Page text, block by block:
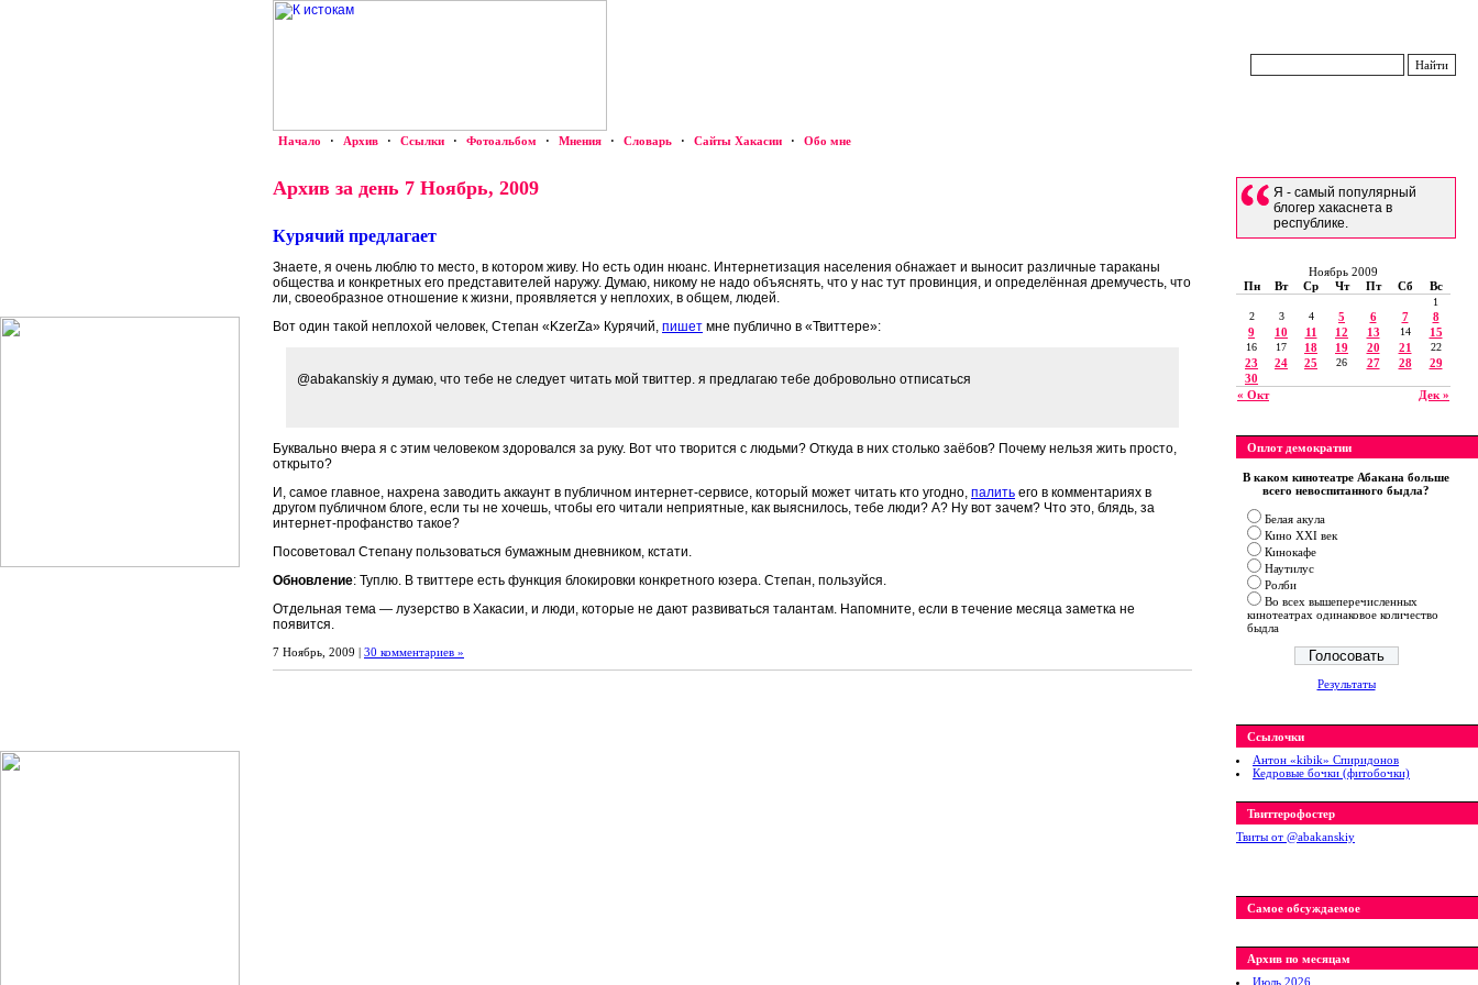
Начало · Архив · Ссылки · Фотоальбом · Мнения · Словарь · Сайты Хакасии · Обо мне
Архив за день 7 Ноябрь, 2009
Курячий предлагает
Знаете, я очень люблю то место, в котором живу. Но есть один нюанс. Интернетизация населения обнажает и выносит различные тараканы
общества и конкретных его представителей наружу. Думаю, никому не надо объяснять, что у нас тут провинция, и определённая дремучесть, что
ли, своеобразное отношение к жизни, проявляется у неплохих, в общем, людей.
Вот один такой неплохой человек, Степан «KzerZa» Курячий, пишет мне публично в «Твиттере»:
@abakanskiy я думаю, что тебе не следует читать мой твиттер. я предлагаю тебе добровольно отписаться
Буквально вчера я с этим человеком здоровался за руку. Вот что творится с людьми? Откуда в них столько заёбов? Почему нельзя жить просто,
открыто?
И, самое главное, нахрена заводить аккаунт в публичном интернет-сервисе, который может читать кто угодно, палить его в комментариях в
другом публичном блоге, если ты не хочешь, чтобы его читали неприятные, как выяснилось, тебе люди? А? Ну вот зачем? Что это, блядь, за
интернет-профанство такое?
Посоветовал Степану пользоваться бумажным дневником, кстати.
Обновление: Туплю. В твиттере есть функция блокировки конкретного юзера. Степан, пользуйся.
Отдельная тема — лузерство в Хакасии, и люди, которые не дают развиваться талантам. Напомните, если в течение месяца заметка не
появится.
7 Ноябрь, 2009 | 30 комментариев »
Я - самый популярный
блогер хакаснета в
республике.
Ноябрь 2009
Пн
Вт Ср Чт Пт Сб Вс
« Окт Дек »
1
2
3 4 5 6 7
8
9
10 11 12 13 14 15
16 17 18 19 20 21 22
23 24 25 26 27 28
29
30
Оплот демократии
В каком кинотеатре Абакана больше
всего невоспитанного быдла?
Белая акула
Кино XXI век
Кинокафе
Наутилус
Ролби
Во всех вышеперечисленных
кинотеатрах одинаковое количество
быдла
Результаты
Ссылочки
Антон «kibik» Спиридонов
Кедровые бочки (фитобочки)
Твиттерофостер
Твиты от ‎@abakanskiy
Самое обсуждаемое
Архив по месяцам
Июль 2026